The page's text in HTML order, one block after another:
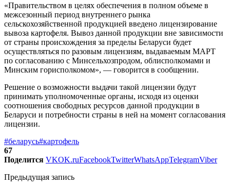
«Правительством в целях обеспечения в полном объеме в
межсезонный период внутреннего рынка
сельскохозяйственной продукцией введено лицензирование
вывоза картофеля. Вывоз данной продукции вне зависимости
от страны происхождения за пределы Беларуси будет
осуществляться по разовым лицензиям, выдаваемым МАРТ
по согласованию с Минсельхозпродом, облисполкомами и
Минским горисполкомом», — говорится в сообщении.
Решение о возможности выдачи такой лицензии будут
принимать уполномоченные органы, исходя из оценки
соотношения свободных ресурсов данной продукции в
Беларуси и потребности страны в ней на момент согласования
лицензии.
#беларусь#картофель
67
Поделится VKOK.ruFacebookTwitterWhatsAppTelegramViber
Предыдущая запись